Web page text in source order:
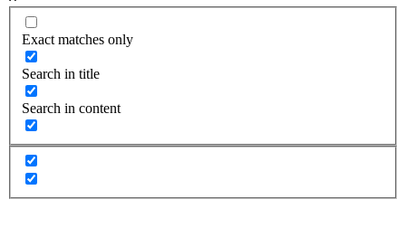
Exact matches only
Search in title
Search in content